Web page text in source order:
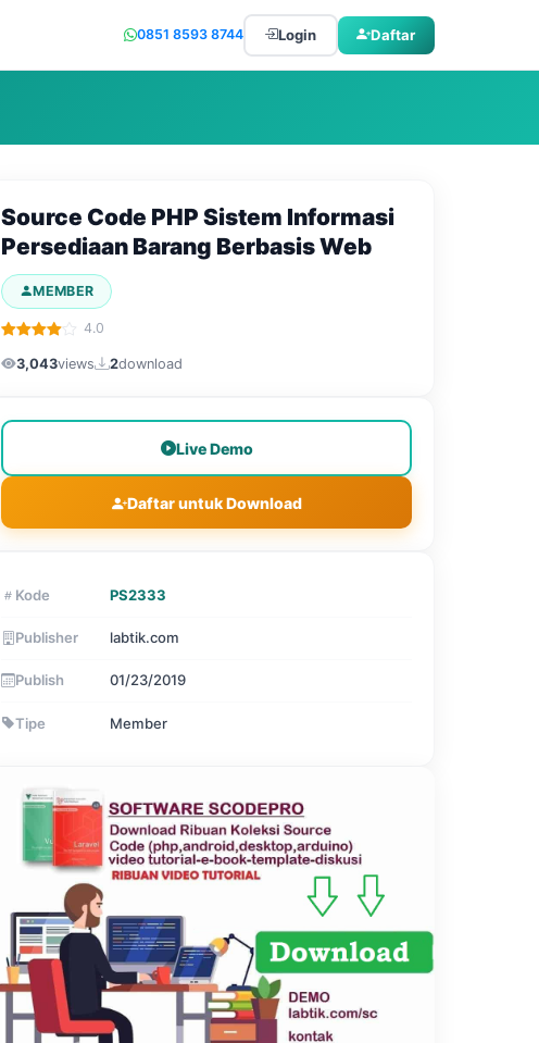
0851 8593 8744 Login Daftar
Source Code PHP Sistem Informasi
Persediaan Barang Berbasis Web
MEMBER
4.0
3,043views 2download
Live Demo
Daftar untuk Download
Kode PS2333
Publisher labtik.com
Publish 01/23/2019
Tipe Member